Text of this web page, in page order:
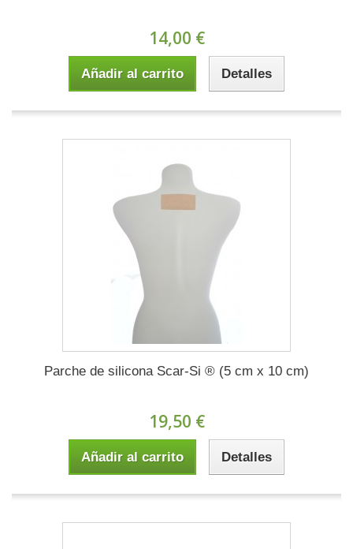
14,00 €
Añadir al carrito Detalles
Parche de silicona Scar-Si ® (5 cm x 10 cm)
19,50 €
Añadir al carrito Detalles